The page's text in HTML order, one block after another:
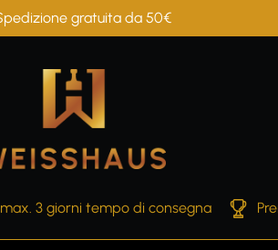
gratuita da 50€
max. 3 giorni tempo di consegna